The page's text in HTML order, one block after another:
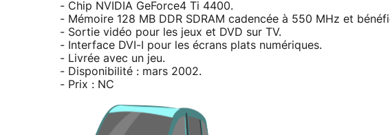
- Chip NVIDIA GeForce4 Ti 4400.
- Mémoire 128 MB DDR SDRAM cadencée à 550 MHz et
- Sortie vidéo pour les jeux et DVD sur TV.
- Interface DVI-I pour les écrans plats numériques.
- Livrée avec un jeu.
- Disponibilité : mars 2002.
- Prix : NC